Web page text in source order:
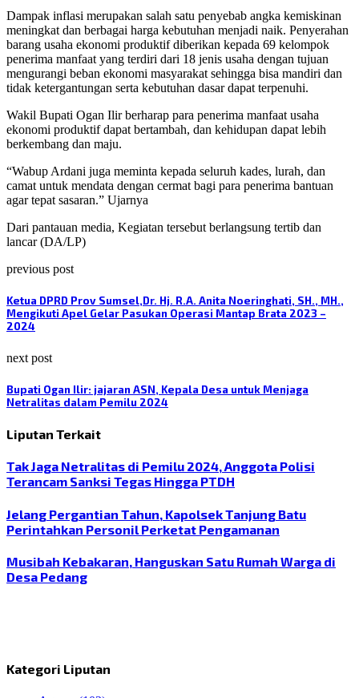
Dampak inflasi merupakan salah satu penyebab angka kemiskinan
meningkat dan berbagai harga kebutuhan menjadi naik. Penyerahan
barang usaha ekonomi produktif diberikan kepada 69 kelompok
penerima manfaat yang terdiri dari 18 jenis usaha dengan tujuan
mengurangi beban ekonomi masyarakat sehingga bisa mandiri dan
tidak ketergantungan serta kebutuhan dasar dapat terpenuhi.
Wakil Bupati Ogan Ilir berharap para penerima manfaat usaha
ekonomi produktif dapat bertambah, dan kehidupan dapat lebih
berkembang dan maju.
“Wabup Ardani juga meminta kepada seluruh kades, lurah, dan
camat untuk mendata dengan cermat bagi para penerima bantuan
agar tepat sasaran.” Ujarnya
Dari pantauan media, Kegiatan tersebut berlangsung tertib dan
lancar (DA/LP)
previous post
Ketua DPRD Prov Sumsel,Dr. Hj. R.A. Anita Noeringhati, SH., MH.,
Mengikuti Apel Gelar Pasukan Operasi Mantap Brata 2023 –
2024
next post
Bupati Ogan Ilir: jajaran ASN, Kepala Desa untuk Menjaga
Netralitas dalam Pemilu 2024
Liputan Terkait
Tak Jaga Netralitas di Pemilu 2024, Anggota Polisi
Terancam Sanksi Tegas Hingga PTDH
Jelang Pergantian Tahun, Kapolsek Tanjung Batu
Perintahkan Personil Perketat Pengamanan
Musibah Kebakaran, Hanguskan Satu Rumah Warga di
Desa Pedang
Kategori Liputan